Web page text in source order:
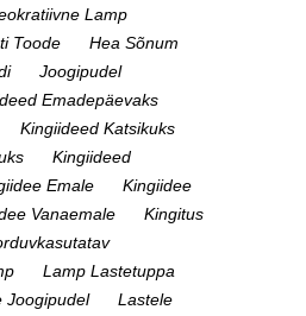
Lamp
Toode
Hea Sõnum
Joogipudel
Emadepäevaks
Kingiideed Katsikuks
Kingiideed
Emale
Kingiidee
Vanaemale
Kingitus
Lamp Lastetuppa
Joogipudel
Lastele